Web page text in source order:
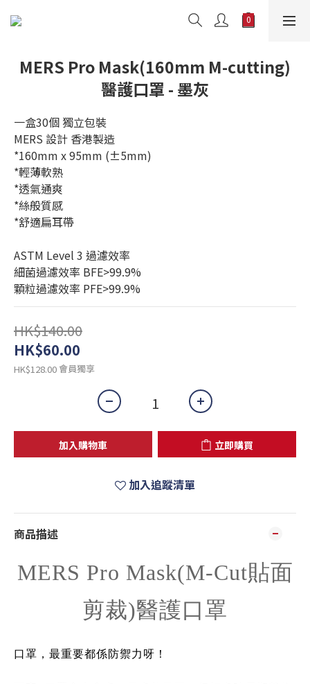
MERS Pro Mask(160mm M-cutting)
醫護口罩 - 墨灰
一盒30個 獨立包裝
MERS 設計 香港製造
*160mm x 95mm (±5mm)
*輕薄軟熟
*透氣通爽
*絲般質感
*舒適扁耳帶
ASTM Level 3 過濾效率
細菌過濾效率 BFE>99.9%
顆粒過濾效率 PFE>99.9%
HK$140.00
HK$60.00
HK$128.00會員獨享
加入購物車 立即購買
加入追蹤清單
商品描述
MERS Pro Mask(M-Cut貼面
剪裁)醫護口罩
口罩，最重要都係防禦力呀！